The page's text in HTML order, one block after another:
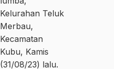
Kelurahan Teluk
Merbau,
Kecamatan
Kubu, Kamis
(31/08/23) lalu.